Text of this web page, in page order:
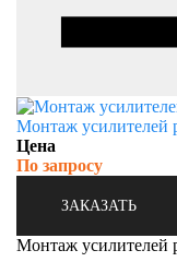
Монтаж усилителей
Цена
По запросу
ЗАКАЗАТЬ
Монтаж усилителей